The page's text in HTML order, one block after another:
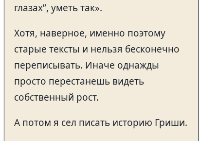
глазах”, уметь так».
Хотя, наверное, именно поэтому
старые тексты и нельзя бесконечно
переписывать. Иначе однажды
просто перестанешь видеть
собственный рост.
А потом я сел писать историю Гриши.